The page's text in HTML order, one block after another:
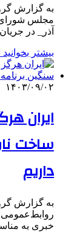
به گزارش
مجلس شورای
آذر_ در
بیشتر بخوانید
۱۴۰۳/۰۹/۰۲
ایران
ساخت
داریم
به گزارش
روابط‌عمومی
خبری به